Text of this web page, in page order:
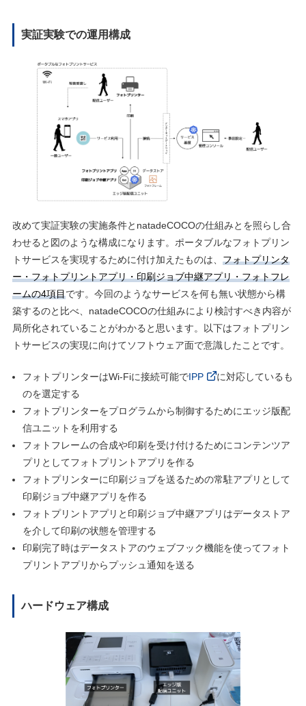
実証実験での運⽤構成
改めて実証実験の実施条件とnatadeCOCOの仕組みとを照らし合
わせると図のような構成になります。ポータブルなフォトプリン
トサービスを実現するために付け加えたものは、 フォトプリンタ
ー・フォトプリントアプリ・印刷ジョブ中継アプリ・フォトフレ
ームの4項⽬です。今回のようなサービスを何も無い状態から構
築するのと⽐べ、natadeCOCOの仕組みにより検討すべき内容が
局所化されていることがわかると思います。以下はフォトプリン
トサービスの実現に向けてソフトウェア⾯で意識したことです。
フォトプリンターはWi-Fiに接続可能でIPP
に対応しているも
のを選定する
フォトプリンターをプログラムから制御するためにエッジ版配
信ユニットを利⽤する
フォトフレームの合成や印刷を受け付けるためにコンテンツア
プリとしてフォトプリントアプリを作る
フォトプリンターに印刷ジョブを送るための常駐アプリとして
印刷ジョブ中継アプリを作る
フォトプリントアプリと印刷ジョブ中継アプリはデータストア
を介して印刷の状態を管理する
印刷完了時はデータストアのウェブフック機能を使ってフォト
プリントアプリからプッシュ通知を送る
ハードウェア構成